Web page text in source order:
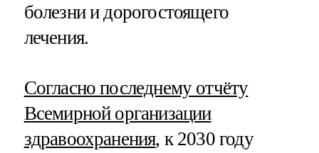
болезни и дорогостоящего
лечения.
Согласно последнему отчёту
Всемирной организации
здравоохранения, к 2030 году